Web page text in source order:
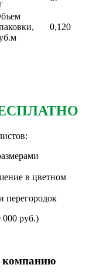
0,120
в цветном
перегородок
000 руб.)
компанию